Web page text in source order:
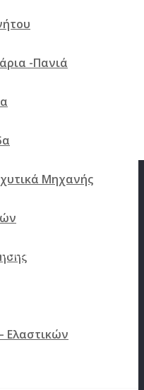
-Πανιά
Μηχανής
Ελαστικών
Hyundai H1
στον